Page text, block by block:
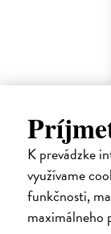
K prevádzke
využívame
funkčnosti,
maximálneho
Posledná
Lajda Stano|
Stano Lajda je
systematicky
čo ho inšpirovalo